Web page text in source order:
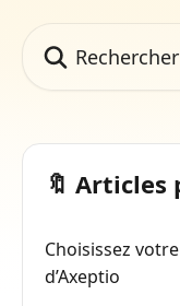
🔖 Articles
Choisissez
d’Axeptio